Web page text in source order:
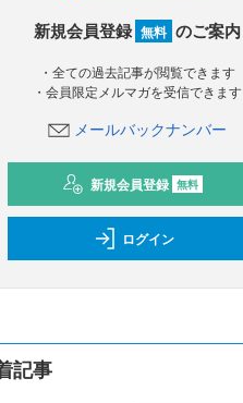
新規会員登録 無料 のご案内
・全ての過去記事が閲覧できます
・会員限定メルマガを受信できます
メールバックナンバー
新規会員登録 無料
ログイン
記事